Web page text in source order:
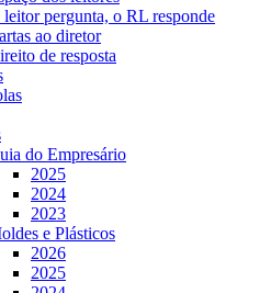
leitor pergunta, o RL responde
ao diretor
de resposta
do Empresário
2025
2024
2023
e Plásticos
2026
2025